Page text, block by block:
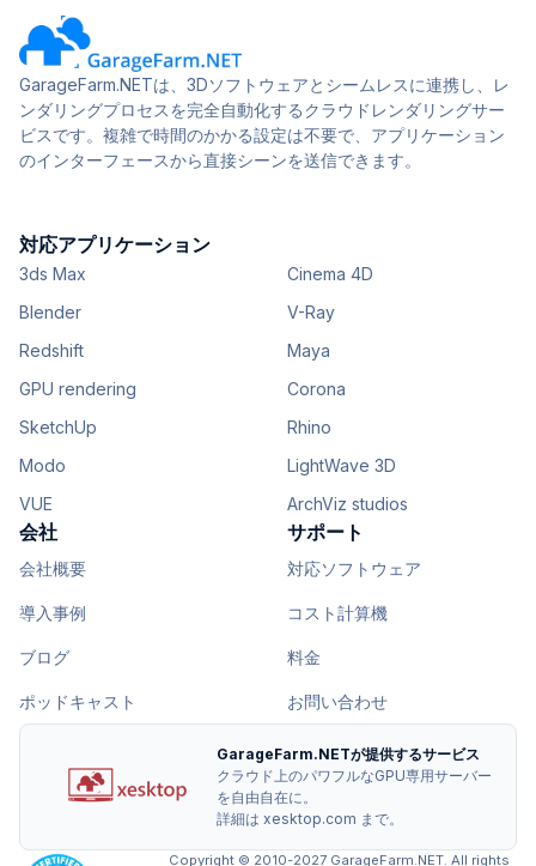
GarageFarm.NETは、3Dソフトウェアとシームレスに連携し、レ
ンダリングプロセスを完全自動化するクラウドレンダリングサー
ビスです。複雑で時間のかかる設定は不要で、アプリケーション
のインターフェースから直接シーンを送信できます。
対応アプリケーション
3ds Max
Cinema 4D
Blender
V-Ray
Redshift
Maya
GPU rendering
Corona
SketchUp
Rhino
Modo
LightWave 3D
VUE
ArchViz studios
会社
会社概要
導入事例
ブログ
ポッドキャスト
サポート
対応ソフトウェア
コスト計算機
料金
お問い合わせ
GarageFarm.NETが提供するサービス
クラウド上のパワフルなGPU専用サーバー
を自由自在に。
詳細は xesktop.com まで。
Copyright © 2010-2027 GarageFarm.NET. All rights